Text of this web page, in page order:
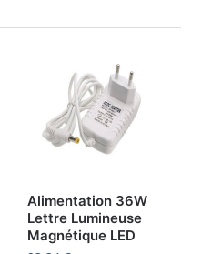
Alimentation 36W
Lettre Lumineuse
Magnétique LED